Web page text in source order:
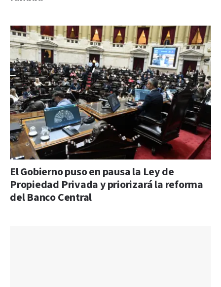
El Gobierno puso en pausa la Ley de
Propiedad Privada y priorizará la reforma
del Banco Central